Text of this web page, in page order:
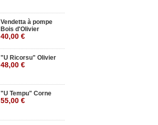
Vendetta à pompe
Bois d'Olivier
40,00 €
"U Ricorsu" Olivier
48,00 €
"U Tempu" Corne
55,00 €